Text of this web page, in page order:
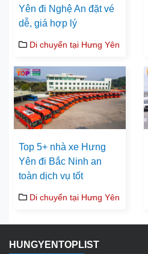
Yên đi Nghệ An đặt vé
dễ, giá hợp lý
Di chuyển tại Hưng Yên
Top 5+ nhà xe Hưng
Yên đi Bắc Ninh an
toàn dịch vụ tốt
Di chuyển tại Hưng Yên
HUNGYENTOPLIST